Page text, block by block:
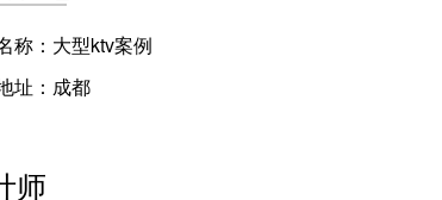
称：大型ktv案例
址：成都
师